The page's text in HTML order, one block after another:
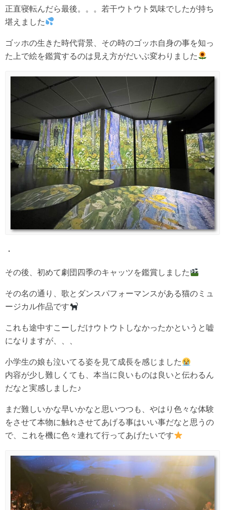
正直寝転んだら最後。。。若干ウトウト気味でしたが持ち
堪えました
ゴッホの生きた時代背景、その時のゴッホ自身の事を知っ
た上で絵を鑑賞するのは見え方がだいぶ変わりました
・
その後、初めて劇団四季のキャッツを鑑賞しました
その名の通り、歌とダンスパフォーマンスがある猫のミュ
ージカル作品です
これも途中すこーしだけウトウトしなかったかというと嘘
になりますが、、、
小学生の娘も泣いてる姿を見て成長を感じました
内容が少し難しくても、本当に良いものは良いと伝わるん
だなと実感しました♪
まだ難しいかな早いかなと思いつつも、やはり色々な体験
をさせて本物に触れさせてあげる事はいい事だなと思うの
で、これを機に色々連れて行ってあげたいです